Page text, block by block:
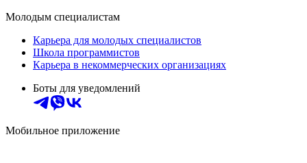
Молодым специалистам
Карьера для молодых специалистов
Школа программистов
Карьера в некоммерческих организациях
Боты для уведомлений
Мобильное приложение